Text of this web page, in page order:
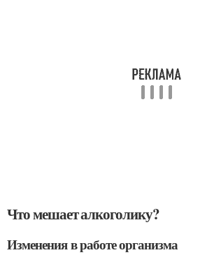
Что мешает алкоголику?
Изменения в работе организма